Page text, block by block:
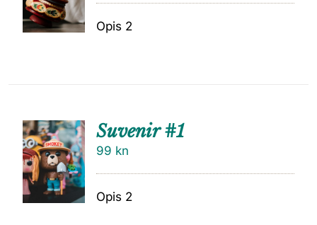
CU
Opis 2
DODAJ
U
KOŠARI
CU
Suvenir #1
99 kn
Opis 2